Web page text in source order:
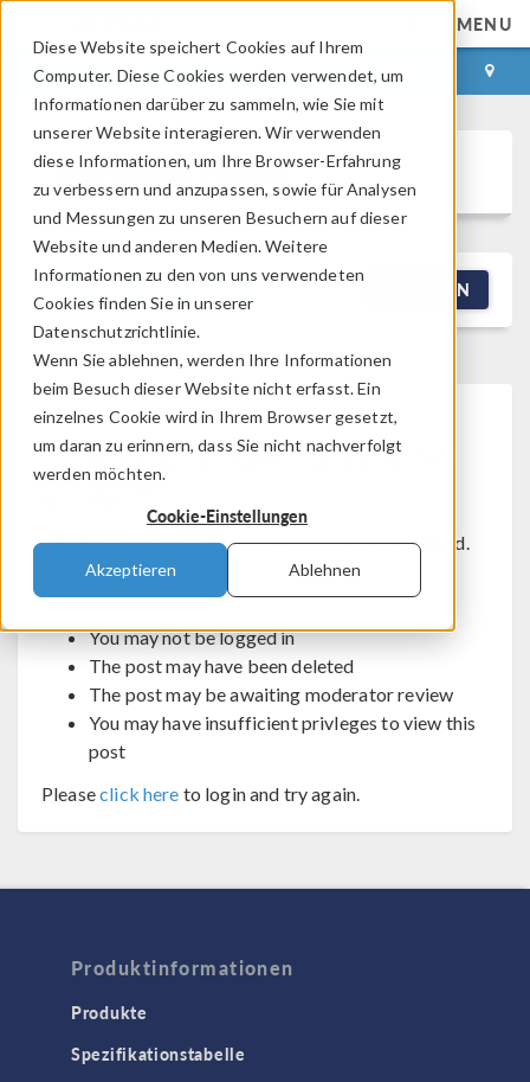
Diese Website speichert Cookies auf Ihrem
Computer. Diese Cookies werden verwendet, um
Informationen darüber zu sammeln, wie Sie mit
unserer Website interagieren. Wir verwenden
diese Informationen, um Ihre Browser-Erfahrung
zu verbessern und anzupassen, sowie für Analysen
und Messungen zu unseren Besuchern auf dieser
Website und anderen Medien. Weitere
Informationen zu den von uns verwendeten
Cookies finden Sie in unserer
Datenschutzrichtlinie.
Wenn Sie ablehnen, werden Ihre Informationen
beim Besuch dieser Website nicht erfasst. Ein
einzelnes Cookie wird in Ihrem Browser gesetzt,
um daran zu erinnern, dass Sie nicht nachverfolgt
werden möchten.
Cookie-Einstellungen
Akzeptieren Ablehnen
MENU
ANMELDEN KONTAKT
Discussion Forum
FILTERN
This forum post cannot be
viewed
The post you are trying to view cannot be displayed.
You may not be logged in
The post may have been deleted
The post may be awaiting moderator review
You may have insufficient privleges to view this
post
Pleaseclick here to login and try again.
Produktinformationen
Produkte
Spezifikationstabelle